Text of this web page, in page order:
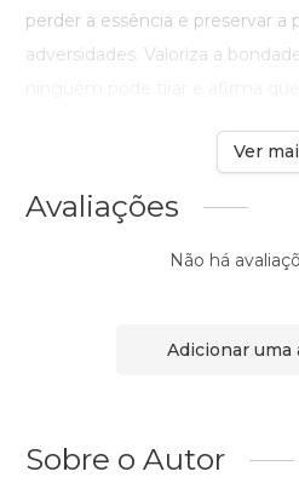
perder a essência e preservar a
adversidades. Valoriza a
Ver
Avaliações
Não há
Adicionar uma
Sobre o Autor